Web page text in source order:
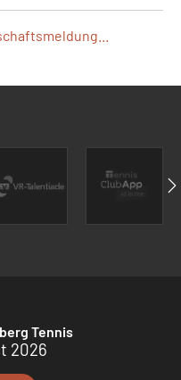
Tennis
2026